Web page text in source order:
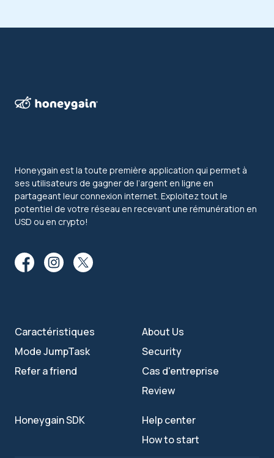
Honeygain est la toute première application qui permet à
ses utilisateurs de gagner de l’argent en ligne en
partageant leur connexion internet. Exploitez tout le
potentiel de votre réseau en recevant une rémunération en
USD ou en crypto!
Caractéristiques
Mode JumpTask
Refer a friend
About Us
Security
Cas d'entreprise
Review
Honeygain SDK
Help center
How to start